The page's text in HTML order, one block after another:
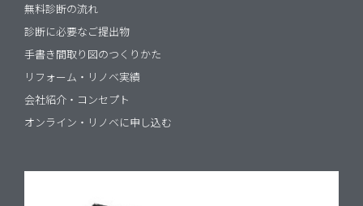
無料診断の流れ
診断に必要なご提出物
手書き間取り図のつくりかた
リフォーム・リノベ実績
会社紹介・コンセプト
オンライン・リノベに申し込む